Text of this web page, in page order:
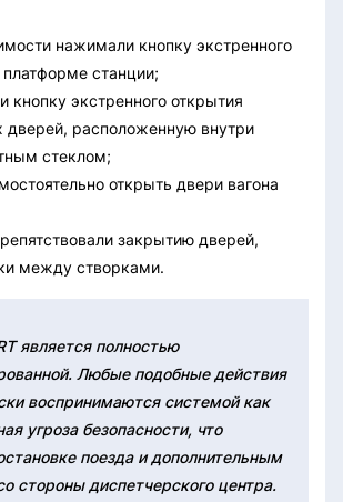
нажимали кнопку экстренного
станции;
кнопку экстренного открытия
дверей, расположенную внутри
стеклом;
открыть двери вагона
закрытию дверей,
между створками.
является полностью
Любые подобные действия
воспринимаются системой как
угроза безопасности, что
поезда и дополнительным
стороны диспетчерского центра.